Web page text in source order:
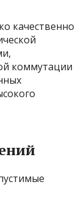
качественно
коммутации